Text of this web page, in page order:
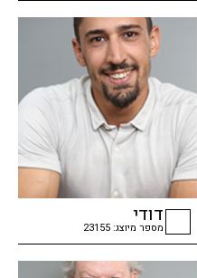
checkbox
checkbox
דודי
מספר מיוצג: 23155